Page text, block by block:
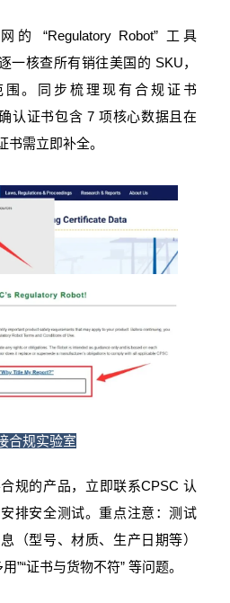
“Regulatory Robot” 工具
一核查所有销往美国的 SKU，
围。同步梳理现有合规证书
认证书包含 7 项核心数据且在
需立即补全。
合规实验室
规的产品，立即联系CPSC 认
排安全测试。重点注意：测试
（型号、材质、生产日期等）
”“证书与货物不符” 等问题。